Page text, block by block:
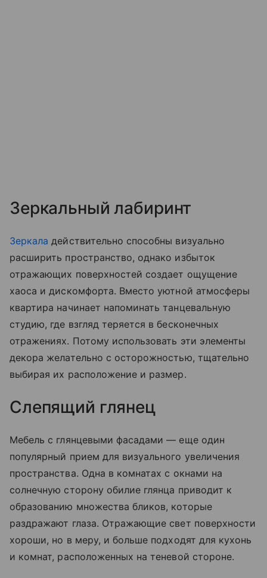
Зеркальный лабиринт
Зеркала действительно способны визуально
расширить пространство, однако избыток
отражающих поверхностей создает ощущение
хаоса и дискомфорта. Вместо уютной атмосферы
квартира начинает напоминать танцевальную
студию, где взгляд теряется в бесконечных
отражениях. Потому использовать эти элементы
декора желательно с осторожностью, тщательно
выбирая их расположение и размер.
Слепящий глянец
Мебель с глянцевыми фасадами — еще один
популярный прием для визуального увеличения
пространства. Одна в комнатах с окнами на
солнечную сторону обилие глянца приводит к
образованию множества бликов, которые
раздражают глаза. Отражающие свет поверхности
хороши, но в меру, и больше подходят для кухонь
и комнат, расположенных на теневой стороне.